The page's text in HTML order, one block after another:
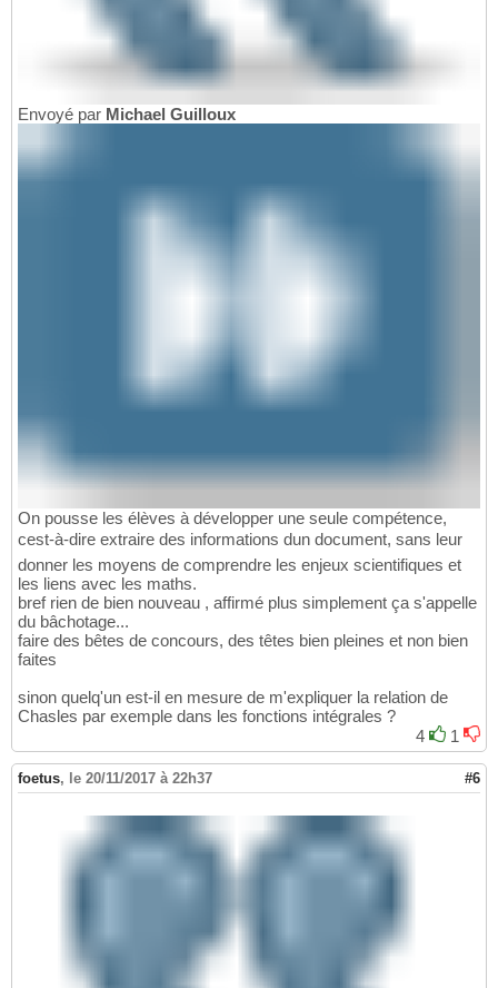
Envoyé par Michael Guilloux
On pousse les élèves à développer une seule compétence,
cest-à-dire extraire des informations dun document, sans leur
donner les moyens de comprendre les enjeux scientifiques et
les liens avec les maths.
bref rien de bien nouveau , affirmé plus simplement ça s'appelle
du bâchotage...
faire des bêtes de concours, des têtes bien pleines et non bien
faites
sinon quelq'un est-il en mesure de m'expliquer la relation de
Chasles par exemple dans les fonctions intégrales ?
4
1
foetus, le 20/11/2017 à 22h37 #6